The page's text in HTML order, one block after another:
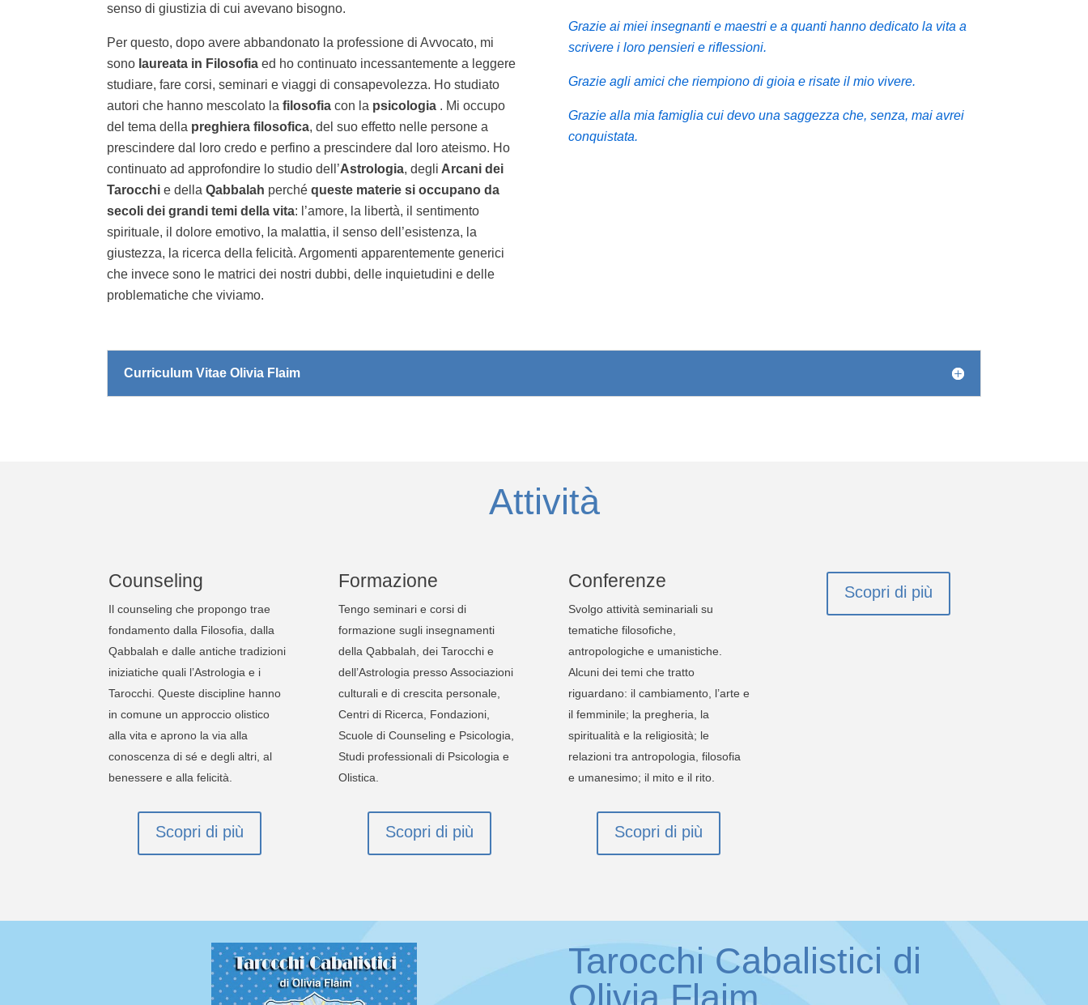
senso di giustizia di cui avevano bisogno.
Per questo, dopo avere abbandonato la professione di Avvocato, mi
sono laureata in Filosofia ed ho continuato incessantemente a leggere
studiare, fare corsi, seminari e viaggi di consapevolezza. Ho studiato
autori che hanno mescolato la filosofia con la psicologia . Mi occupo
del tema della preghiera filosofica, del suo effetto nelle persone a
prescindere dal loro credo e perfino a prescindere dal loro ateismo. Ho
continuato ad approfondire lo studio dell’Astrologia, degli Arcani dei
Tarocchi e della Qabbalah perché queste materie si occupano da
secoli dei grandi temi della vita: l’amore, la libertà, il sentimento
spirituale, il dolore emotivo, la malattia, il senso dell’esistenza, la
giustezza, la ricerca della felicità. Argomenti apparentemente generici
che invece sono le matrici dei nostri dubbi, delle inquietudini e delle
problematiche che viviamo.
Grazie ai miei insegnanti e maestri e a quanti hanno dedicato la vita a
scrivere i loro pensieri e riflessioni.
Grazie agli amici che riempiono di gioia e risate il mio vivere.
Grazie alla mia famiglia cui devo una saggezza che, senza, mai avrei
conquistata.
Curriculum Vitae Olivia Flaim
Attività
Counseling
Il counseling che propongo trae
fondamento dalla Filosofia, dalla
Qabbalah e dalle antiche tradizioni
iniziatiche quali l’Astrologia e i
Tarocchi. Queste discipline hanno
in comune un approccio olistico
alla vita e aprono la via alla
conoscenza di sé e degli altri, al
benessere e alla felicità.
Scopri di più
Formazione
Tengo seminari e corsi di
formazione sugli insegnamenti
della Qabbalah, dei Tarocchi e
dell’Astrologia presso Associazioni
culturali e di crescita personale,
Centri di Ricerca, Fondazioni,
Scuole di Counseling e Psicologia,
Studi professionali di Psicologia e
Olistica.
Scopri di più
Conferenze
Svolgo attività seminariali su
tematiche filosofiche,
antropologiche e umanistiche.
Alcuni dei temi che tratto
riguardano: il cambiamento, l’arte e
il femminile; la pregheria, la
spiritualità e la religiosità; le
relazioni tra antropologia, filosofia
e umanesimo; il mito e il rito.
Scopri di più
Scopri di più
Tarocchi Cabalistici di